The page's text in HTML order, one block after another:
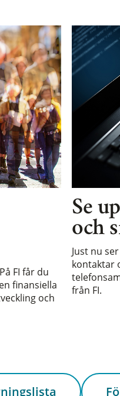
FI får du
finansiella
och
Se
och
Just nu
kontaktar
från FI.